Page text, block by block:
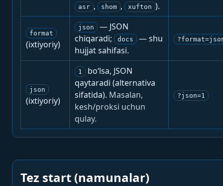
asr , shom , xufton ).
format
(ixtiyoriy)
json
— JSON
chiqaradi;
docs
— shu
hujjat sahifasi.
json
(ixtiyoriy)
1
bo‘lsa, JSON
qaytaradi (alternativa
sifatida). Masalan,
kesh/proksi uchun
qulay.
?json=1
Tez start (namunalar)